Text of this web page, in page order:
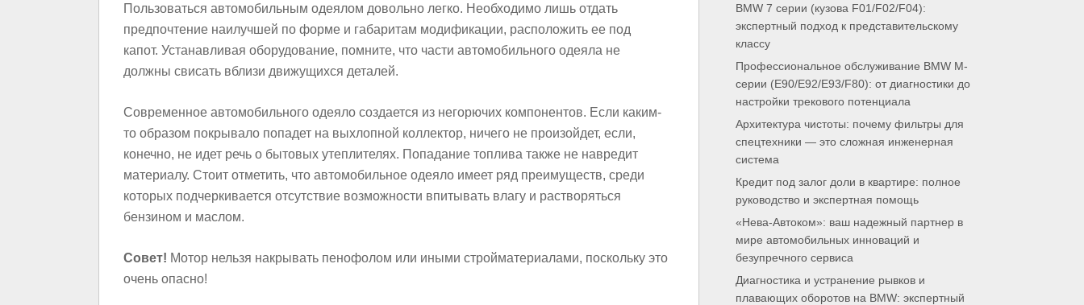
Пользоваться автомобильным одеялом довольно легко. Необходимо лишь отдать
предпочтение наилучшей по форме и габаритам модификации, расположить ее под
капот. Устанавливая оборудование, помните, что части автомобильного одеяла не
должны свисать вблизи движущихся деталей.
Современное автомобильного одеяло создается из негорючих компонентов. Если каким-
то образом покрывало попадет на выхлопной коллектор, ничего не произойдет, если,
конечно, не идет речь о бытовых утеплителях. Попадание топлива также не навредит
материалу. Стоит отметить, что автомобильное одеяло имеет ряд преимуществ, среди
которых подчеркивается отсутствие возможности впитывать влагу и растворяться
бензином и маслом.
Совет! Мотор нельзя накрывать пенофолом или иными стройматериалами, поскольку это
очень опасно!
BMW 7 серии (кузова F01/F02/F04):
экспертный подход к представительскому
классу
Профессиональное обслуживание BMW M-
серии (E90/E92/E93/F80): от диагностики до
настройки трекового потенциала
Архитектура чистоты: почему фильтры для
спецтехники — это сложная инженерная
система
Кредит под залог доли в квартире: полное
руководство и экспертная помощь
«Нева-Автоком»: ваш надежный партнер в
мире автомобильных инноваций и
безупречного сервиса
Диагностика и устранение рывков и
плавающих оборотов на BMW: экспертный